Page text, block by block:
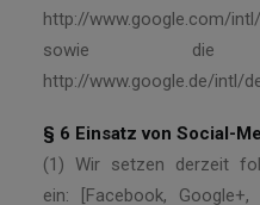
http://www.google.com/
sowie die
http://www.google.de/intl/
§ 6 Einsatz von Social-
(1) Wir setzen derzeit
ein: [Facebook,